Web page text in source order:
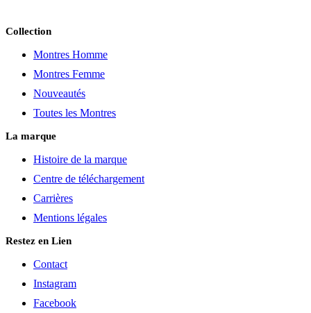
Collection
Montres Homme
Montres Femme
Nouveautés
Toutes les Montres
La marque
Histoire de la marque
Centre de téléchargement
Carrières
Mentions légales
Restez en Lien
Contact
Instagram
Facebook